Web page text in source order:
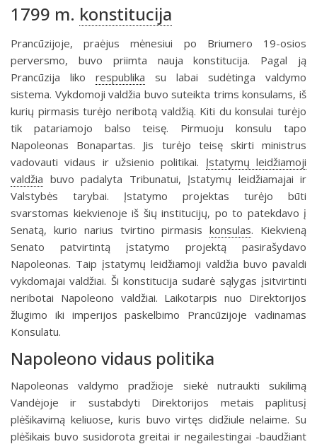
1799 m. konstitucija
Prancūzijoje, praėjus mėnesiui po Briumero 19-osios
perversmo, buvo priimta nauja konstitucija. Pagal ją
Prancūzija liko respublika su labai sudėtinga valdy­mo
sistema. Vykdomoji valdžia buvo suteikta trims konsulams, iš
kurių pirma­sis turėjo neribotą valdžią. Kiti du konsulai turėjo
tik patariamojo balso teisę. Pirmuoju konsulu tapo
Napoleonas Bonapartas. Jis turėjo teisę skirti ministrus
vadovauti vidaus ir užsienio politikai. Įstatymų leidžiamoji
valdžia buvo pada­lyta Tribunatui, Įstatymų leidžiamajai ir
Valstybės tarybai. Įstatymo projektas turėjo būti
svarstomas kiekvienoje iš šių institucijų, po to patekdavo į
Senatą, kurio narius tvirtino pirmasiskonsulas. Kiekvieną
Senato patvirtintą įstatymo projektą pasirašydavo
Napoleonas. Taip įstatymų leidžiamoji valdžia buvo pa­valdi
vykdomajai valdžiai. Ši konstitucija sudarė sąlygas įsitvirtinti
neribotai Napoleono valdžiai. Laikotarpis nuo Direktorijos
žlugimo iki imperijos paskel­bimo Prancūzijoje vadinamas
Konsulatu.
Napoleono vidaus politika
Napoleonas valdymo pradžioje siekė nutraukti sukilimą
Vandėjoje ir sustabdyti Direktorijos metais paplitusį
plėšikavimą keliuo­se, kuris buvo virtęs didžiule nelaime. Su
plėši­kais buvo susidorota greitai ir negailestingai -baudžiant